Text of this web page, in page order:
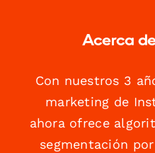
Acerca
Con nuestros 3
marketing de
ahora ofrece
segmentación